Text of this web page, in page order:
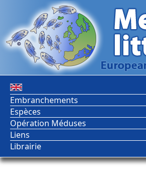
Embranchements
Espèces
Opération Méduses
Liens
Librairie